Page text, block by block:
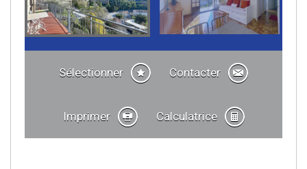
Sélectionner Contacter
Imprimer Calculatrice